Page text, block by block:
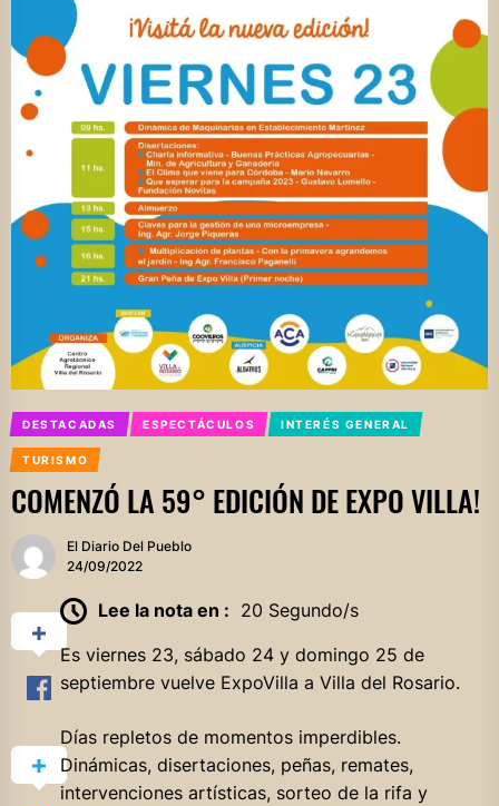
DESTACADAS ESPECTÁCULOS INTERÉS GENERAL
TURISMO
COMENZÓ LA 59° EDICIÓN DE EXPO VILLA!
El Diario Del Pueblo
24/09/2022
Lee la nota en : 20 Segundo/s
Es viernes 23, sábado 24 y domingo 25 de
septiembre vuelve ExpoVilla a Villa del Rosario.
Días repletos de momentos imperdibles.
Dinámicas, disertaciones, peñas, remates,
intervenciones artísticas, sorteo de la rifa y